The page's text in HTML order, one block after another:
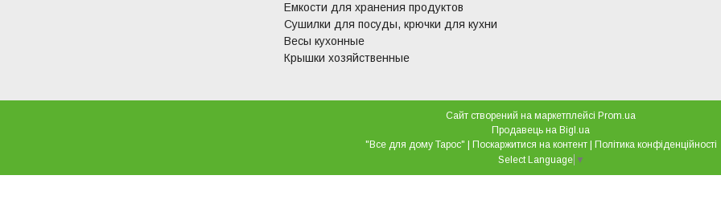
Емкости для хранения продуктов
Сушилки для посуды, крючки для кухни
Весы кухонные
Крышки хозяйственные
Сайт створений на маркетплейсі Prom.ua
Продавець на Bigl.ua
Поскаржитися на контент
Політика конфіденційності
Select Language ▼